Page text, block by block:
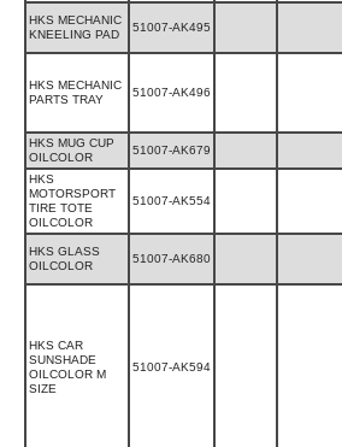
HKS MECHANIC
KNEELING PAD
51007-AK495
HKS MECHANIC
PARTS TRAY
51007-AK496
HKS MUG CUP
OILCOLOR
51007-AK679
HKS
MOTORSPORT
TIRE TOTE
OILCOLOR
51007-AK554
HKS GLASS
OILCOLOR
51007-AK680
HKS CAR
SUNSHADE
OILCOLOR M
SIZE
51007-AK594